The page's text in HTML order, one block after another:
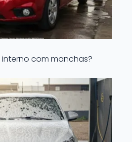
interno com manchas?